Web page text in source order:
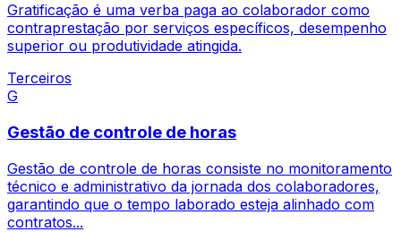
Gratificação é uma verba paga ao colaborador como
contraprestação por serviços específicos, desempenho
superior ou produtividade atingida.
Terceiros
G
Gestão de controle de horas
Gestão de controle de horas consiste no monitoramento
técnico e administrativo da jornada dos colaboradores,
garantindo que o tempo laborado esteja alinhado com
contratos...